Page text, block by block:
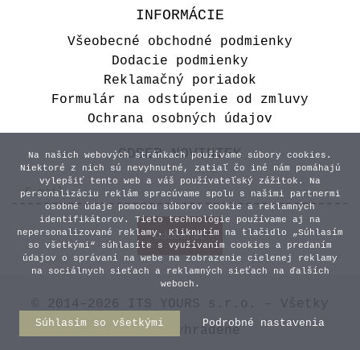
INFORMÁCIE
Všeobecné obchodné podmienky
Dodacie podmienky
Reklamačný poriadok
Formulár na odstúpenie od zmluvy
Ochrana osobných údajov
ODBER NOVINIEK
práva vyhradené
Na našich webových stránkach používame súbory cookies.
Niektoré z nich sú nevyhnutné, zatiaľ čo iné nám pomáhajú
vylepšiť tento web a váš používateľský zážitok. Na
personalizáciu reklám spracúvame spolu s našimi partnermi
osobné údaje pomocou súborov cookie a reklamných
identifikátorov. Tieto technológie používame aj na
nepersonalizované reklamy. Kliknutím na tlačidlo „Súhlasím
so všetkými“ súhlasíte s využívaním cookies a predaním
údajov o správaní na webe na zobrazenie cielenej reklamy
na sociálnych sieťach a reklamných sieťach na ďalších
weboch.
Súhlasím so všetkými Podrobné nastavenia